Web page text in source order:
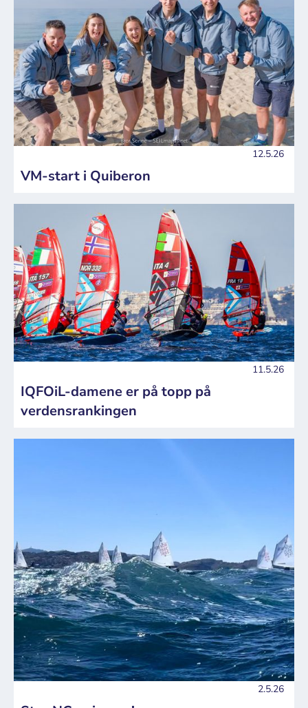
12.5.26
VM-start i Quiberon
11.5.26
IQFOiL-damene er på topp på
verdensrankingen
2.5.26